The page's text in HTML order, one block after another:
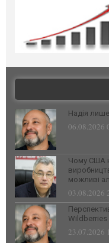
Надія лише
06.08.2026
Чому США
можливі
03.08.2026
Wildberries
23.07.2026